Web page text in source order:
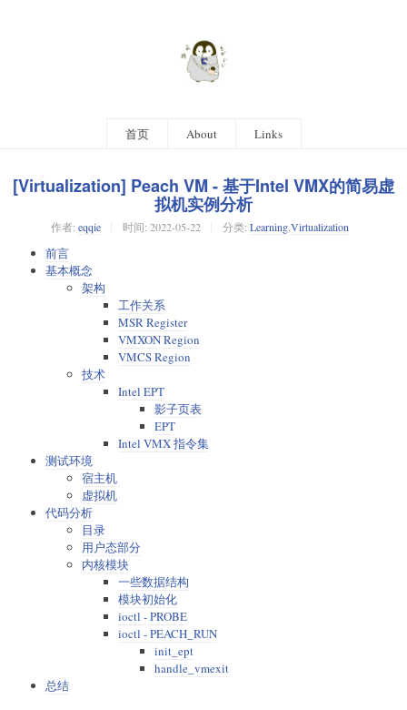
首页 About Links
[Virtualization] Peach VM - 基于Intel VMX的简易虚
拟机实例分析
作者: eqqie 时间: 2022-05-22 分类: LearningVirtualization
前言
基本概念
架构
工作关系
MSR Register
VMXON Region
VMCS Region
技术
Intel EPT
影子页表
EPT
Intel VMX 指令集
测试环境
宿主机
虚拟机
代码分析
目录
用户态部分
内核模块
一些数据结构
模块初始化
ioctl - PROBE
ioctl - PEACH_RUN
init_ept
handle_vmexit
总结